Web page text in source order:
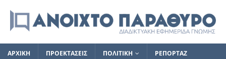
ΑΡΧΙΚΗ ΠΡΟΕΚΤΑΣΕΙΣ ΠΟΛΙΤΙΚΗ ΡΕΠΟΡΤΑΖ